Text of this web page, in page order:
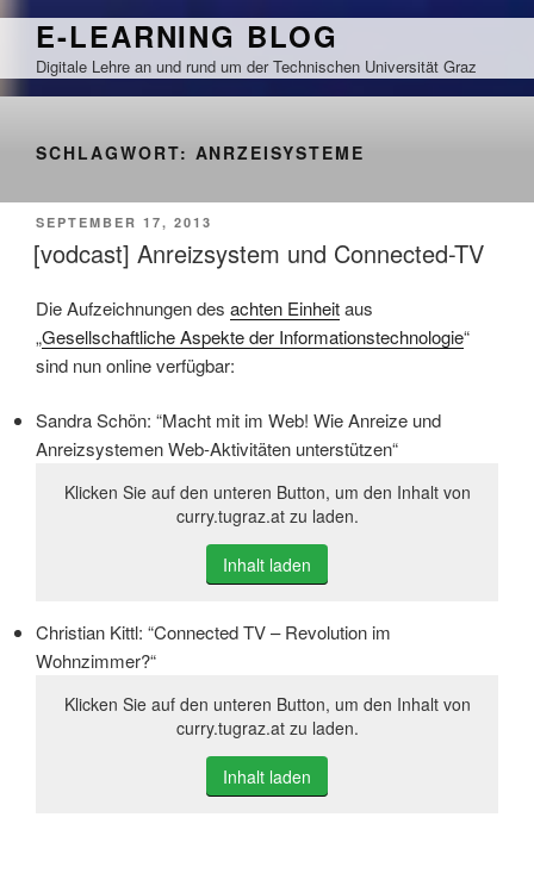
Zum
springen
E-LEARNING BLOG
Digitale Lehre an und rund um der Technischen Universität Graz
SCHLAGWORT: ANRZEISYSTEME
VERÖFFENTLICHT
AM
SEPTEMBER 17, 2013
[vodcast] Anreizsystem und Connected-TV
Die Aufzeichnungen des achten Einheitaus
„Gesellschaftliche Aspekte der Informationstechnologie“
sind nun online verfügbar:
Sandra Schön: “Macht mit im Web! Wie Anreize und
Anreizsystemen Web-Aktivitäten unterstützen“
Klicken Sie auf den unteren Button, um den Inhalt von
curry.tugraz.at zu laden.
Inhalt laden
Christian Kittl: “Connected TV – Revolution im
Wohnzimmer?“
Klicken Sie auf den unteren Button, um den Inhalt von
curry.tugraz.at zu laden.
Inhalt laden